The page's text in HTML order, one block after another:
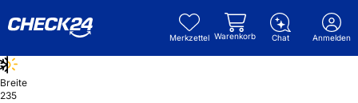
Merkzettel Warenkorb Chat Anmelden
Breite
235